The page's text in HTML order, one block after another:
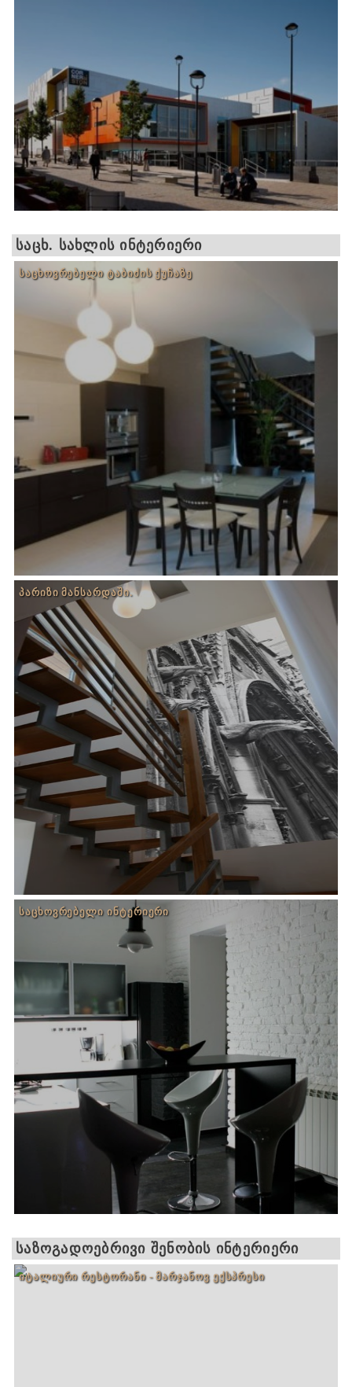
ᲡᲐᲪᲮ. ᲡᲐᲮᲚᲘᲡ ᲘᲜᲢᲔᲠᲘᲔᲠᲘ
ᲡᲐᲪᲮᲝᲕᲠᲔᲑᲔᲚᲘ ᲢᲐᲑᲘᲫᲘᲡ ᲥᲣᲩᲐᲖᲔ
ᲞᲐᲠᲘᲖᲘ ᲛᲐᲜᲡᲐᲠᲓᲐᲨᲘ.
ᲡᲐᲪᲮᲝᲕᲠᲔᲑᲔᲚᲘ ᲘᲜᲢᲔᲠᲘᲔᲠᲘ
ᲡᲐᲖᲝᲒᲐᲓᲝᲔᲑᲠᲘᲕᲘ ᲨᲔᲜᲝᲑᲘᲡ ᲘᲜᲢᲔᲠᲘᲔᲠᲘ
ᲘᲢᲐᲚᲘᲣᲠᲘ ᲠᲔᲡᲢᲝᲠᲐᲜᲘ - ᲛᲐᲠᲯᲐᲜᲝᲕ ᲔᲥᲡᲞᲠᲔᲡᲘ